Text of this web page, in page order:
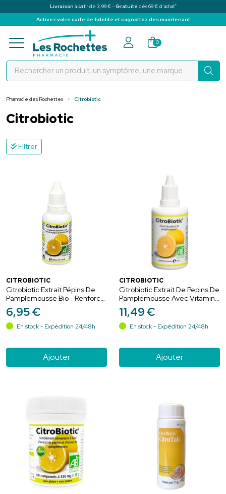
Livraison à partir de 3,99 € -Gratuite dès 69 € d’achat*
Activez votre carte de fidélité et cagnottez dès maintenant
Pharmacie des Rochettes Votre
0
Pharmacie des Rochettes Citrobiotic
Citrobiotic
Filtrer
CITROBIOTIC
Citrobiotic Extrait Pépins De
Pamplemousse Bio - Renforce
l'Organisme du Froid - 20ml
6,95€
En stock - Expédition 24/48h
Ajouter
CITROBIOTIC
Citrobiotic Extrait De Pepins De
Pamplemousse Avec Vitamine
C Bio - Défenses Immunitaires
- 50ml
11,49€
En stock - Expédition 24/48h
Ajouter